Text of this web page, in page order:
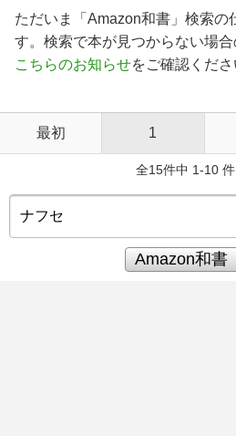
ただいま「Amazon和書」検索の
す。検索で本が見つからない場
こちらのお知らせをご確認くださ
最初 1
全15件中 1-10